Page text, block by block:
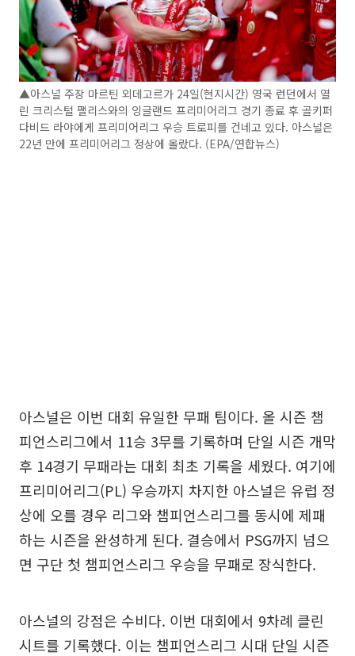
▲아스널 주장 마르틴 외데고르가 24일(현지시간) 영국 런던에서 열
린 크리스털 팰리스와의 잉글랜드 프리미어리그 경기 종료 후 골키퍼
다비드 라야에게 프리미어리그 우승 트로피를 건네고 있다. 아스널은
22년 만에 프리미어리그 정상에 올랐다. (EPA/연합뉴스)
아스널은 이번 대회 유일한 무패 팀이다. 올 시즌 챔
피언스리그에서 11승 3무를 기록하며 단일 시즌 개막
후 14경기 무패라는 대회 최초 기록을 세웠다. 여기에
프리미어리그(PL) 우승까지 차지한 아스널은 유럽 정
상에 오를 경우 리그와 챔피언스리그를 동시에 제패
하는 시즌을 완성하게 된다. 결승에서 PSG까지 넘으
면 구단 첫 챔피언스리그 우승을 무패로 장식한다.
아스널의 강점은 수비다. 이번 대회에서 9차례 클린
시트를 기록했다. 이는 챔피언스리그 시대 단일 시즌